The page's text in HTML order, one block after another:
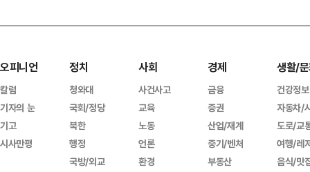
오피니언
칼럼
기자의 눈
기고
시사만평
정치
청와대
국회/정당
북한
행정
국방/외교
사회
사건사고
교육
노동
언론
환경
경제
금융
증권
산업/재계
중기/벤처
부동산
생활/
건강정보
자동차/
도로/교
여행/레
음식/맛